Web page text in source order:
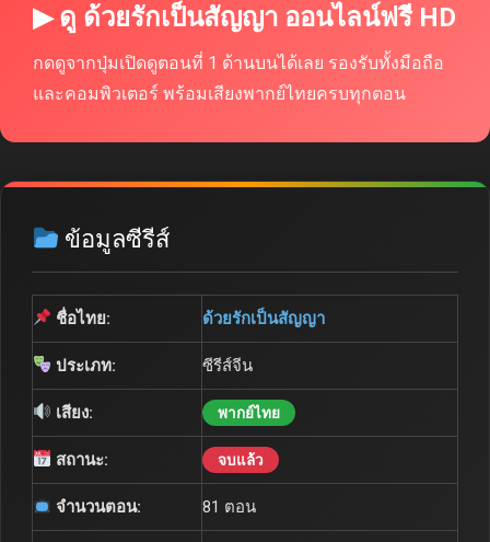
▶ ดู ด้วยรักเป็นสัญญา ออนไลน์ฟรี HD
กดดูจากปุ่มเปิดดูตอนที่ 1 ด้านบนได้เลย รองรับทั้งมือถือ
และคอมพิวเตอร์ พร้อมเสียงพากย์ไทยครบทุกตอน
ข้อมูลซีรีส์
ชื่อไทย: ด้วยรักเป็นสัญญา
ประเภท: ซีรีส์จีน
เสียง: พากย์ไทย
สถานะ: จบแล้ว
จำนวนตอน: 81 ตอน